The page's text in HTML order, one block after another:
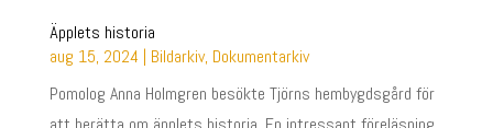
Äpplets historia
aug 15, 2024 | Bildarkiv, Dokumentarkiv
Pomolog Anna Holmgren besökte Tjörns hembygdsgård för